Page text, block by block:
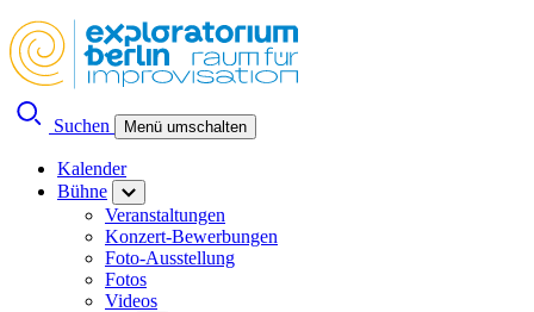
Suchen Menü umschalten
Kalender
Bühne
Veranstaltungen
Konzert-Bewerbungen
Foto-Ausstellung
Fotos
Videos